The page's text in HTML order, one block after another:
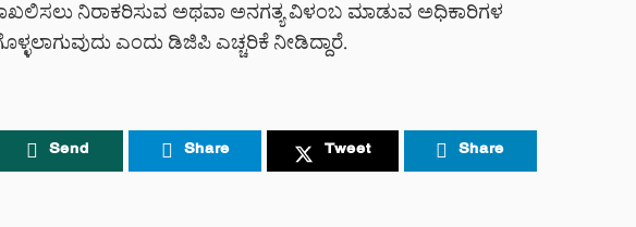
ನಿರಾಕರಿಸುವ ಅಥವಾ ಅನಗತ್ಯ ವಿಳಂಬ ಮಾಡುವ ಅಧಿಕಾರಿಗಳ
ಎಂದು ಡಿಜಿಪಿ ಎಚ್ಚರಿಕೆ ನೀಡಿದ್ದಾರೆ.
Send Share Tweet Share